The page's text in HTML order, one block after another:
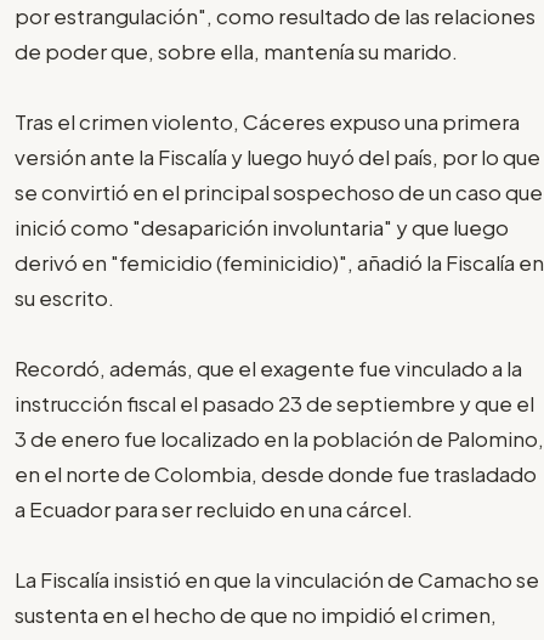
por estrangulación", como resultado de las relaciones
de poder que, sobre ella, mantenía su marido.
Tras el crimen violento, Cáceres expuso una primera
versión ante la Fiscalía y luego huyó del país, por lo que
se convirtió en el principal sospechoso de un caso que
inició como "desaparición involuntaria" y que luego
derivó en "femicidio (feminicidio)", añadió la Fiscalía en
su escrito.
Recordó, además, que el exagente fue vinculado a la
instrucción fiscal el pasado 23 de septiembre y que el
3 de enero fue localizado en la población de Palomino,
en el norte de Colombia, desde donde fue trasladado
a Ecuador para ser recluido en una cárcel.
La Fiscalía insistió en que la vinculación de Camacho se
sustenta en el hecho de que no impidió el crimen,